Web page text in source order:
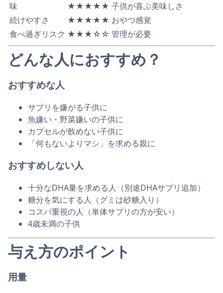
味
★★★★★ 子供が喜ぶ美味しさ
続けやすさ
★★★★★ おやつ感覚
食べ過ぎリスク ★★★☆☆ 管理が必要
どんな人におすすめ？
おすすめな人
サプリを嫌がる子供に
魚嫌い・野菜嫌いの子供に
カプセルが飲めない子供に
「何もないよりマシ」を求める親に
おすすめしない人
十分なDHA量を求める人（別途DHAサプリ追加）
糖分を気にする人（グミは砂糖入り）
コスパ重視の人（単体サプリの方が安い）
4歳未満の子供
与え方のポイント
用量